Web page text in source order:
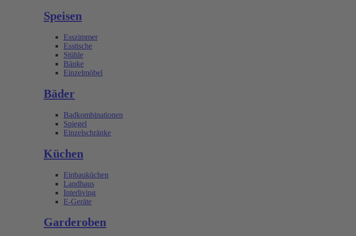
Speisen
Esszimmer
Esstische
Stühle
Bänke
Einzelmöbel
Bäder
Badkombinationen
Spiegel
Einzelschränke
Küchen
Einbauküchen
Landhaus
Interliving
E-Geräte
Garderoben